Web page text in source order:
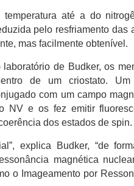
até a do
pelo resfriamento das
mas facilmente obtenível.
de Budker, os
de um criostato.
com um campo
NV e os fez emitir
dos estados de spin.
explica Budker, “de
magnética
o Imageamento por